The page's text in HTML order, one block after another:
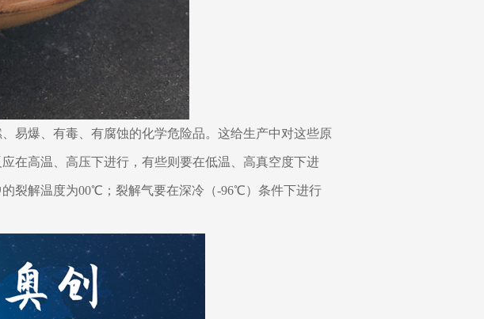
易爆、有毒、有腐蚀的化学危险品。这给生产中对这些原
在高温、高压下进行，有些则要在低温、高真空度下进
裂解温度为00℃；裂解气要在深冷（-96℃）条件下进行